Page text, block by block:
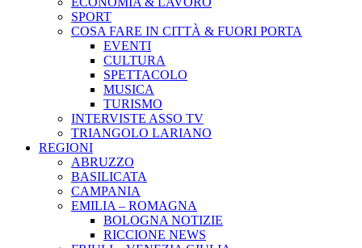
SPORT
COSA FARE IN CITTÀ & FUORI PORTA
EVENTI
CULTURA
SPETTACOLO
MUSICA
TURISMO
INTERVISTE ASSO TV
TRIANGOLO LARIANO
REGIONI
ABRUZZO
BASILICATA
CAMPANIA
EMILIA – ROMAGNA
BOLOGNA NOTIZIE
RICCIONE NEWS